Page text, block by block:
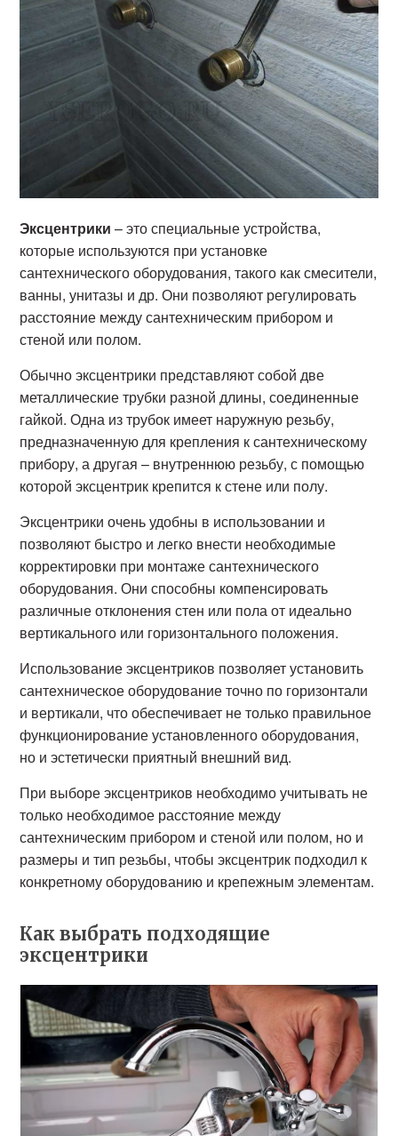
Эксцентрики – это специальные устройства,
которые используются при установке
сантехнического оборудования, такого как смесители,
ванны, унитазы и др. Они позволяют регулировать
расстояние между сантехническим прибором и
стеной или полом.
Обычно эксцентрики представляют собой две
металлические трубки разной длины, соединенные
гайкой. Одна из трубок имеет наружную резьбу,
предназначенную для крепления к сантехническому
прибору, а другая – внутреннюю резьбу, с помощью
которой эксцентрик крепится к стене или полу.
Эксцентрики очень удобны в использовании и
позволяют быстро и легко внести необходимые
корректировки при монтаже сантехнического
оборудования. Они способны компенсировать
различные отклонения стен или пола от идеально
вертикального или горизонтального положения.
Использование эксцентриков позволяет установить
сантехническое оборудование точно по горизонтали
и вертикали, что обеспечивает не только правильное
функционирование установленного оборудования,
но и эстетически приятный внешний вид.
При выборе эксцентриков необходимо учитывать не
только необходимое расстояние между
сантехническим прибором и стеной или полом, но и
размеры и тип резьбы, чтобы эксцентрик подходил к
конкретному оборудованию и крепежным элементам.
Как выбрать подходящие
эксцентрики